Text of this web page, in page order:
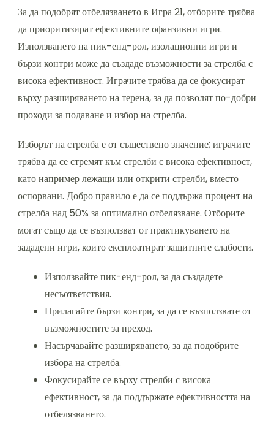
За да подобрят отбелязването в Игра 21, отборите трябва
да приоритизират ефективните офанзивни игри.
Използването на пик-енд-рол, изолационни игри и
бързи контри може да създаде възможности за стрелба с
висока ефективност. Играчите трябва да се фокусират
върху разширяването на терена, за да позволят по-добри
проходи за подаване и избор на стрелба.
Изборът на стрелба е от съществено значение; играчите
трябва да се стремят към стрелби с висока ефективност,
като например лежащи или открити стрелби, вместо
оспорвани. Добро правило е да се поддържа процент на
стрелба над 50% за оптимално отбелязване. Отборите
могат също да се възползват от практикуването на
зададени игри, които експлоатират защитните слабости.
Използвайте пик-енд-рол, за да създадете
несъответствия.
Прилагайте бързи контри, за да се възползвате от
възможностите за преход.
Насърчавайте разширяването, за да подобрите
избора на стрелба.
Фокусирайте се върху стрелби с висока
ефективност, за да поддържате ефективността на
отбелязването.